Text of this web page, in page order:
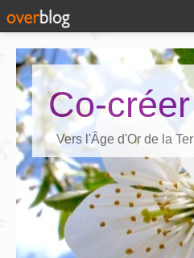
Co-
Vers l'Âge d'Or de la